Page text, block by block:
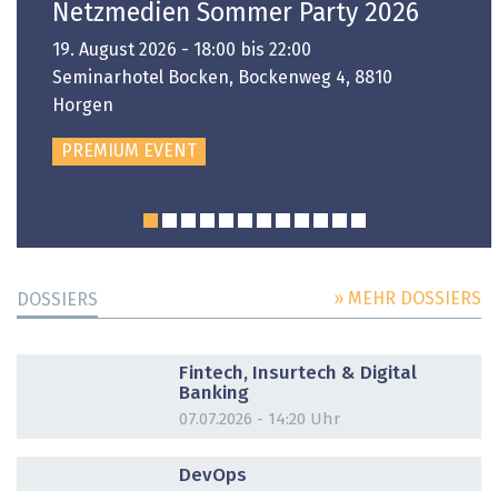
Netzmedien Sommer Party 2026
19. August 2026 - 18:00 bis 22:00
Seminarhotel Bocken, Bockenweg 4, 8810
Horgen
PREMIUM EVENT
DOSSIERS » MEHR DOSSIERS
Fintech, Insurtech & Digital
Banking
07.07.2026 - 14:20 Uhr
DevOps